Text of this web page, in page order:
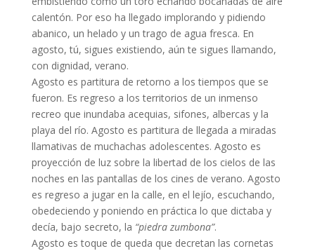
calentón. Por eso ha llegado implorando y pidiendo
abanico, un helado y un trago de agua fresca. En
agosto, tú, sigues existiendo, aún te sigues llamando,
con dignidad, verano.
Agosto es partitura de retorno a los tiempos que se
fueron. Es regreso a los territorios de un inmenso
recreo que inundaba acequias, sifones, albercas y la
playa del río. Agosto es partitura de llegada a miradas
llamativas de muchachas adolescentes. Agosto es
proyección de luz sobre la libertad de los cielos de las
noches en las pantallas de los cines de verano. Agosto
es regreso a jugar en la calle, en el lejío, escuchando,
obedeciendo y poniendo en práctica lo que dictaba y
decía, bajo secreto, la “piedra zumbona”.
Agosto es toque de queda que decretan las cornetas